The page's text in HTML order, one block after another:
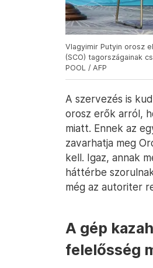
Vlagyimir Putyin orosz
(SCO) tagországainak
POOL / AFP
A szervezés is
orosz erők arról,
miatt. Ennek az
zavarhatja meg
kell. Igaz, annak
háttérbe
még az autoriter
A gép
felelősség